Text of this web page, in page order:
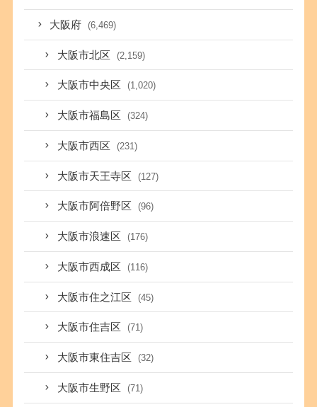
大阪府 (6,469)
大阪市北区 (2,159)
大阪市中央区 (1,020)
大阪市福島区 (324)
大阪市西区 (231)
大阪市天王寺区 (127)
大阪市阿倍野区 (96)
大阪市浪速区 (176)
大阪市西成区 (116)
大阪市住之江区 (45)
大阪市住吉区 (71)
大阪市東住吉区 (32)
大阪市生野区 (71)